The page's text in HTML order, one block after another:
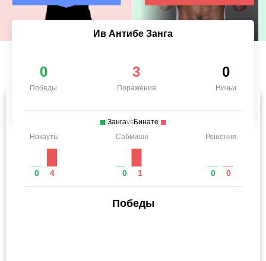
Ив Антибе Занга
0
Победы
3
Поражения
0
Ничьи
ЗангаvsБинате
Нокауты
0 4
Сабмишн
0 1
Решения
0 0
Победы